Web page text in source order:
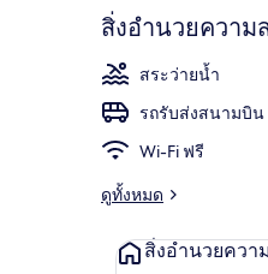
เข้า
พัก
ชื่น
สิ่งอำนวยควา
สระว่ายน้ำ
รถรับส่งสนามบิน
Wi-Fi ฟรี
ดูทั้งหมด
สิ่งอำนวยควา